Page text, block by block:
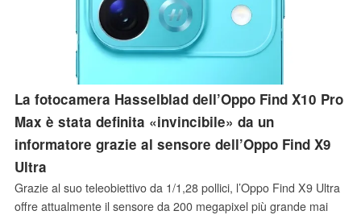
La fotocamera Hasselblad dell’Oppo Find X10 Pro
Max è stata definita «invincibile» da un
informatore grazie al sensore dell’Oppo Find X9
Ultra
Grazie al suo teleobiettivo da 1/1,28 pollici, l’Oppo Find X9 Ultra
offre attualmente il sensore da 200 megapixel più grande mai